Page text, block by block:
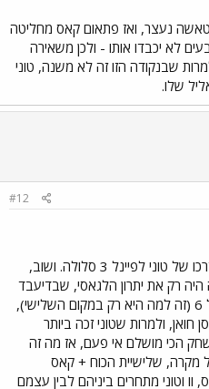
נעצר, ואז פתאום קאס מחליטה
לא יכבדו אותו - ולכן משאירה
שבנקודה הזו זה לא משנה, טוני
שלו.
#12
בין האליל הרגיל לאליל המיוחד, דרכו של טוני לפיינל 3 סלולה. ושוב,
היה רק את יתרון הלגאסי, שבדיעבד
הציל אותה מהדחה בטוחה בפיינל 6 (זה למה היא רק במקום השלישי),
ולמרות שטוני זכה ביותר
40... זה המשחק הכי מושלם אי פעם, אז מה זה
מקרה, שלישיית הכוח + קאס
וטוני מתחרים ביניהם לבין עצמם